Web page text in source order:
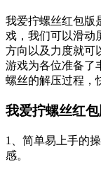
我爱拧螺丝红包版
戏，我们可以滑动
方向以及力度就可
游戏为各位准备了
螺丝的解压过程，
我爱拧螺丝红
1、简单易上手的
感。